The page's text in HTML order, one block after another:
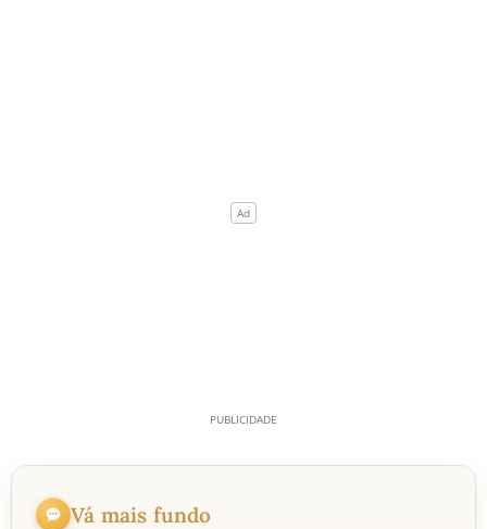
Vá mais fundo